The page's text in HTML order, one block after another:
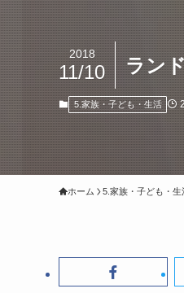
ラン
2018
11/10
5.家族・子ども・生活
ホーム 5.家族・子ども・生